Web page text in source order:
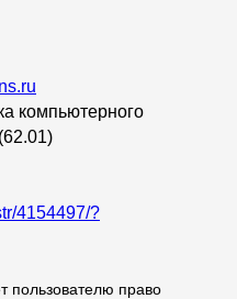
компьютерного
4154497/?
пользователю право